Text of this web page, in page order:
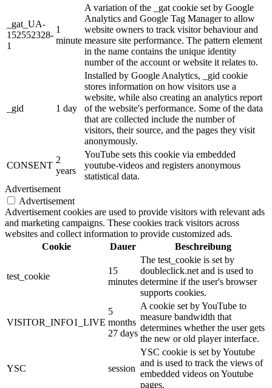
_gat_UA-
152552328-
1
1
minute
A variation of the _gat cookie set by Google
Analytics and Google Tag Manager to allow
website owners to track visitor behaviour and
measure site performance. The pattern element
in the name contains the unique identity
number of the account or website it relates to.
_gid 1 day
Installed by Google Analytics, _gid cookie
stores information on how visitors use a
website, while also creating an analytics report
of the website's performance. Some of the data
that are collected include the number of
visitors, their source, and the pages they visit
anonymously.
CONSENT
2
years
YouTube sets this cookie via embedded
youtube-videos and registers anonymous
statistical data.
Advertisement
Advertisement
Advertisement cookies are used to provide visitors with relevant ads
and marketing campaigns. These cookies track visitors across
websites and collect information to provide customized ads.
Cookie
Dauer Beschreibung
test_cookie
15
minutes
The test_cookie is set by
doubleclick.net and is used to
determine if the user's browser
supports cookies.
VISITOR_INFO1_LIVE
5
months
27 days
A cookie set by YouTube to
measure bandwidth that
determines whether the user gets
the new or old player interface.
YSC session
YSC cookie is set by Youtube
and is used to track the views of
embedded videos on Youtube
pages.